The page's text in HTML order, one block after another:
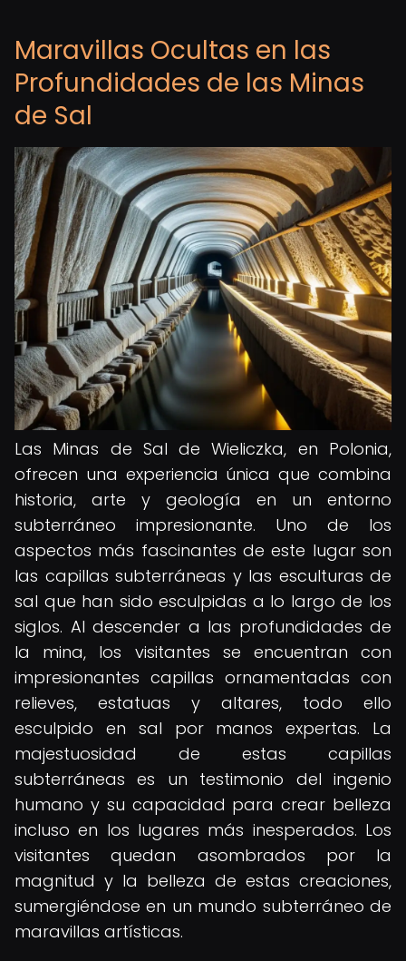
Maravillas Ocultas en las
Profundidades de las Minas
de Sal
Las Minas de Sal de Wieliczka, en Polonia,
ofrecen una experiencia única que combina
historia, arte y geología en un entorno
subterráneo impresionante. Uno de los
aspectos más fascinantes de este lugar son
las capillas subterráneas y las esculturas de
sal que han sido esculpidas a lo largo de los
siglos. Al descender a las profundidades de
la mina, los visitantes se encuentran con
impresionantes capillas ornamentadas con
relieves, estatuas y altares, todo ello
esculpido en sal por manos expertas. La
majestuosidad de estas capillas
subterráneas es un testimonio del ingenio
humano y su capacidad para crear belleza
incluso en los lugares más inesperados. Los
visitantes quedan asombrados por la
magnitud y la belleza de estas creaciones,
sumergiéndose en un mundo subterráneo de
maravillas artísticas.